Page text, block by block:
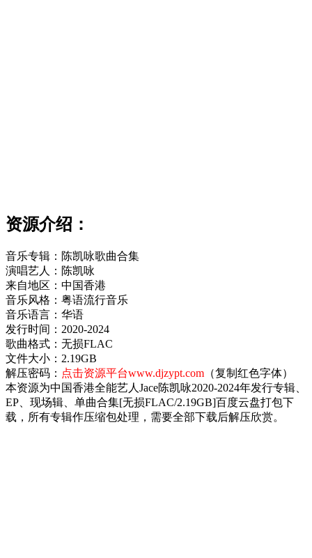
资源介绍：
音乐专辑：陈凯咏歌曲合集
演唱艺人：陈凯咏
来自地区：中国香港
音乐风格：粤语流行音乐
音乐语言：华语
发行时间：2020-2024
歌曲格式：无损FLAC
文件大小：2.19GB
解压密码： 点击资源平台www.djzypt.com （复制红色字体）
本资源为中国香港全能艺人Jace陈凯咏2020-2024年发行专辑、
EP、现场辑、单曲合集[无损FLAC/2.19GB]百度云盘打包下
载，所有专辑作压缩包处理，需要全部下载后解压欣赏。